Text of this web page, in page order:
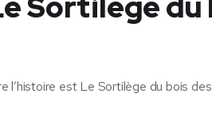
l’histoire est Le Sortilège du bois